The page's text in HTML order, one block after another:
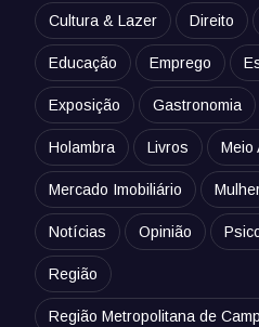
Cultura & Lazer Direito
Educação Emprego
Exposição Gastronomia
Holambra Livros Meio
Mercado Imobiliário
Notícias Opinião
Região
Região Metropolitana de